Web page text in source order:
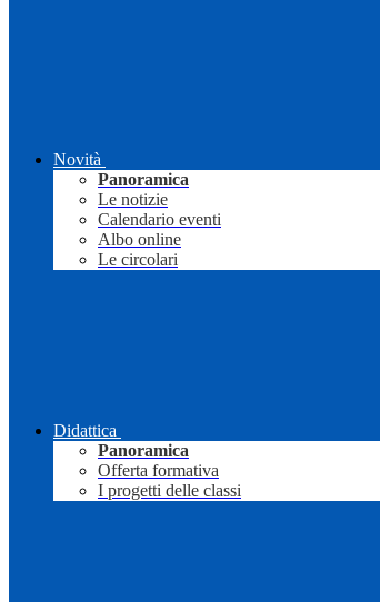
Novità
Panoramica
Le notizie
Calendario eventi
Albo online
Le circolari
Didattica
Panoramica
Offerta formativa
I progetti delle classi